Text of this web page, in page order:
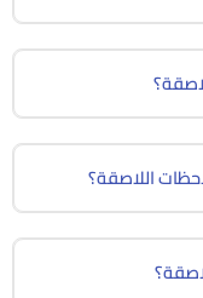
اللاصقة؟